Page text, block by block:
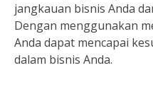
jangkauan bisnis Anda
Dengan menggunakan
Anda dapat mencapai
dalam bisnis Anda.